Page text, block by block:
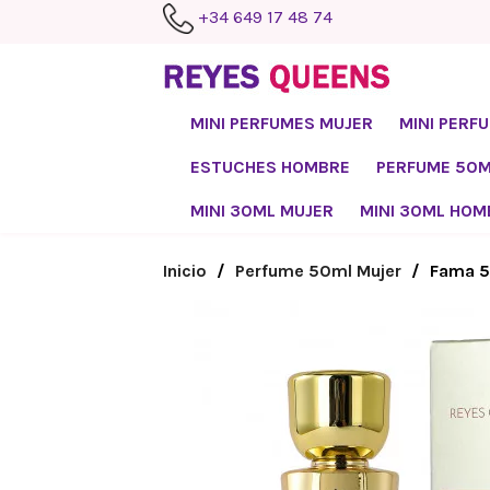
+34 649 17 48 74
MINI PERFUMES MUJER MINI
ESTUCHES HOMBRE PERFUME
MINI 30ML MUJER MINI 30ML
Inicio Perfume 50ml Mujer Fama